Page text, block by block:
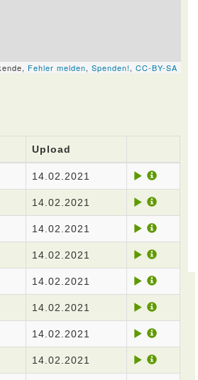
Upload
14.02.2021
14.02.2021
14.02.2021
14.02.2021
14.02.2021
14.02.2021
14.02.2021
14.02.2021